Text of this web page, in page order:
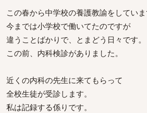
この春から中学校の養護教諭をしていま
今までは小学校で働いてたのですが
違うことばかりで、とまどう日々です。
この前、内科検診がありました。
近くの内科の先生に来てもらって
全校生徒が受診します。
私は記録する係りです。